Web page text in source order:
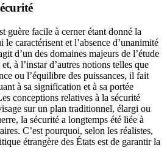
guère facile à cerner étant donné la
caractérisent et l’absence d’unanimité
d’un des domaines majeurs de l’étude
à l’instar d’autres notions telles que
ou l’équilibre des puissances, il fait
à sa signification et à sa portée
conceptions relatives à la sécurité
sur un plan traditionnel, élargi ou
la sécurité a longtemps été liée à
C’est pourquoi, selon les réalistes,
étrangère des États est de garantir la